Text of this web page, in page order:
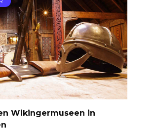
Wikingermuseen in